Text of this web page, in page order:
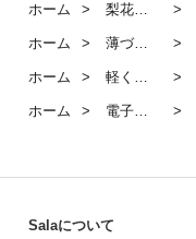
ホーム 梨花（rinka） シリーズ
ホーム 薄づくりでコンパクト！軽量が魅力のうつわ
ホーム 軽くてかわいい おすすめの器
ホーム 電子レンジ・食洗器OKのうつわ
Salaについて